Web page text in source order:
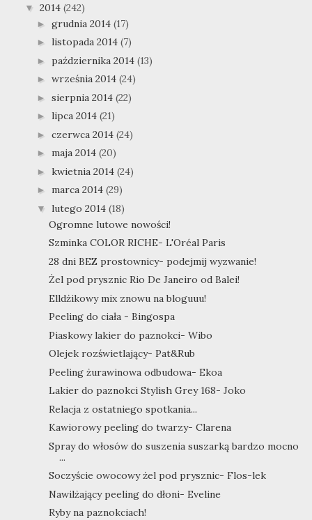
▼ 2014 (242)
► grudnia 2014 (17)
► listopada 2014 (7)
► października 2014 (13)
► września 2014 (24)
► sierpnia 2014 (22)
► lipca 2014 (21)
► czerwca 2014 (24)
► maja 2014 (20)
► kwietnia 2014 (24)
► marca 2014 (29)
▼ lutego 2014 (18)
Ogromne lutowe nowości!
Szminka COLOR RICHE- L'Oréal Paris
28 dni BEZ prostownicy- podejmij wyzwanie!
Żel pod prysznic Rio De Janeiro od Balei!
Elldżikowy mix znowu na bloguuu!
Peeling do ciała - Bingospa
Piaskowy lakier do paznokci- Wibo
Olejek rozświetlający- Pat&Rub
Peeling żurawinowa odbudowa- Ekoa
Lakier do paznokci Stylish Grey 168- Joko
Relacja z ostatniego spotkania...
Kawiorowy peeling do twarzy- Clarena
Spray do włosów do suszenia suszarką bardzo mocno
...
Soczyście owocowy żel pod prysznic- Flos-lek
Nawilżający peeling do dłoni- Eveline
Ryby na paznokciach!